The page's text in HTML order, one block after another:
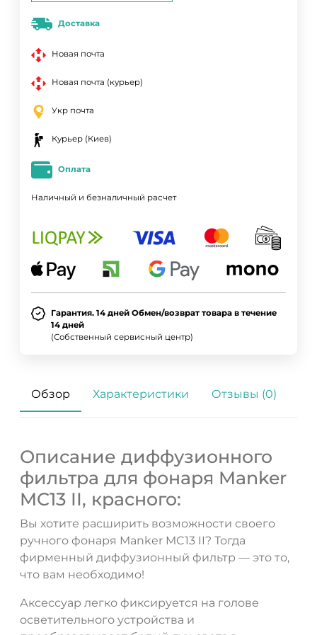
Доставка
Новая почта
Новая почта (курьер)
Укр почта
Курьер (Киев)
Оплата
Наличный и безналичный расчет
Гарантия. 14 дней Обмен/возврат товара в течение
14 дней
(Собственный сервисный центр)
Обзор Характеристики Отзывы (0)
Описание диффузионного
фильтра для фонаря Manker
MC13 II, красного:
Вы хотите расширить возможности своего
ручного фонаря Manker MC13 II? Тогда
фирменный диффузионный фильтр — это то,
что вам необходимо!
Аксессуар легко фиксируется на голове
осветительного устройства и